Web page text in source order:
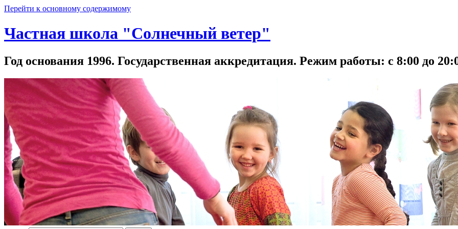
Перейти к основному содержимому
Частная школа "Солнечный ветер"
Год основания 1996. Государственная аккредитация. Режим работы: с 8:00 до